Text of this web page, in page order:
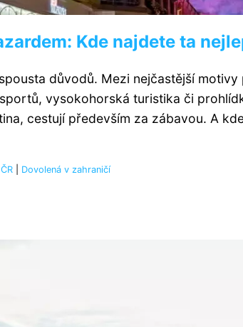
Kde najdete ta
důvodů. Mezi nejčastější
vysokohorská turistika či
cestují především za zábavou. A
Dovolená v zahraničí